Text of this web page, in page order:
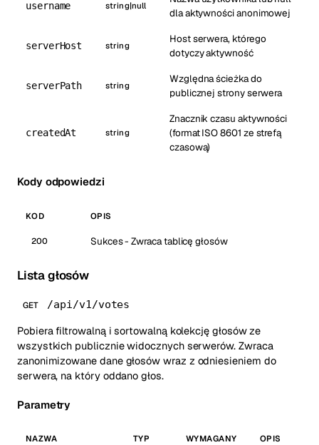
username string|null
dla aktywności anonimowej
serverHost string
Host serwera, którego
dotyczy aktywność
serverPath string
Względna ścieżka do
publicznej strony serwera
createdAt string
Znacznik czasu aktywności
(format ISO 8601 ze strefą
czasową)
Kody odpowiedzi
KOD OPIS
200 Sukces - Zwraca tablicę głosów
Lista głosów
GET /api/v1/votes
Pobiera filtrowalną i sortowalną kolekcję głosów ze
wszystkich publicznie widocznych serwerów. Zwraca
zanonimizowane dane głosów wraz z odniesieniem do
serwera, na który oddano głos.
Parametry
NAZWA TYP WYMAGANY OPIS